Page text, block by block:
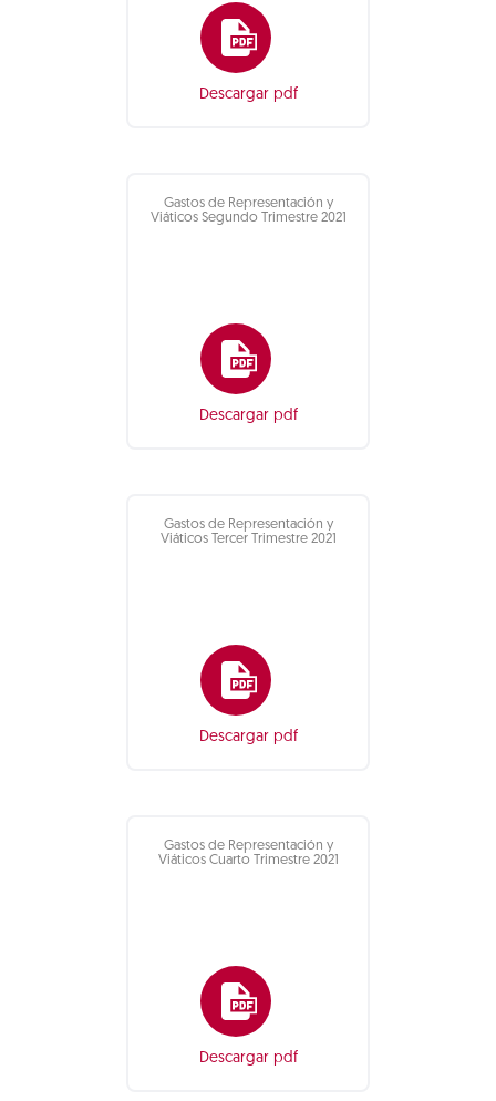
Descargar pdf
Gastos de Representación y
Viáticos Segundo Trimestre 2021
Descargar pdf
Gastos de Representación y
Viáticos Tercer Trimestre 2021
Descargar pdf
Gastos de Representación y
Viáticos Cuarto Trimestre 2021
Descargar pdf